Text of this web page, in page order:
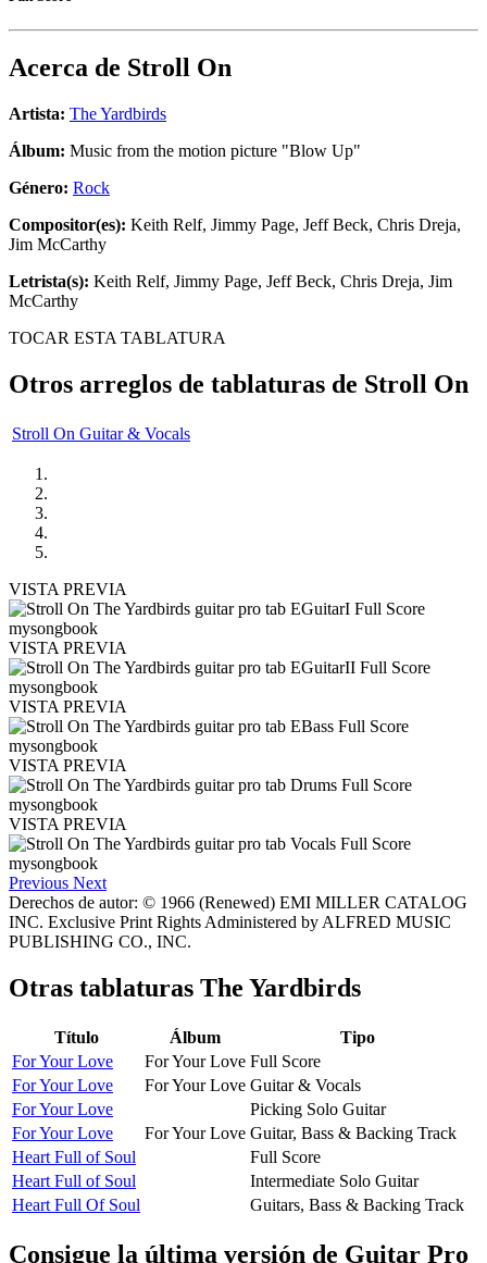
Acerca de Stroll On
Artista: The Yardbirds
Álbum: Music from the motion picture "Blow Up"
Género: Rock
Compositor(es): Keith Relf, Jimmy Page, Jeff Beck, Chris Dreja,
Jim McCarthy
Letrista(s): Keith Relf, Jimmy Page, Jeff Beck, Chris Dreja, Jim
McCarthy
TOCAR ESTA TABLATURA
Otros arreglos de tablaturas de Stroll On
Stroll On Guitar & Vocals
VISTA PREVIA
VISTA PREVIA
VISTA PREVIA
VISTA PREVIA
VISTA PREVIA
Previous Next
Derechos de autor: © 1966 (Renewed) EMI MILLER CATALOG
INC. Exclusive Print Rights Administered by ALFRED MUSIC
PUBLISHING CO., INC.
Otras tablaturas The Yardbirds
Título Álbum
Tipo
For Your Love
For Your Love Full Score
For Your Love
For Your Love Guitar & Vocals
For Your Love
Picking Solo Guitar
For Your Love
For Your Love Guitar, Bass & Backing Track
Heart Full of Soul
Full Score
Heart Full of Soul
Intermediate Solo Guitar
Heart Full Of Soul
Guitars, Bass & Backing Track
Consigue la última versión de Guitar Pro